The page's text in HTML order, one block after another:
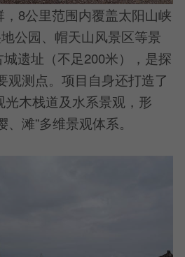
8公里范围内覆盖太阳山峡
公园、帽天山风景区等景
遗址（不足200米），是探
观测点。项目自身还打造了
光木栈道及水系景观，形
、滩”多维景观体系。